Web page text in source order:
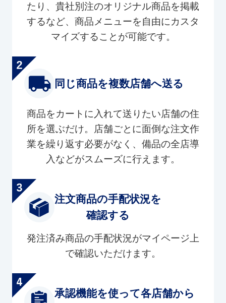
たり、貴社別注のオリジナル商品を掲載
するなど、商品メニューを自由にカスタ
マイズすることが可能です。
同じ商品を複数店舗へ送る
商品をカートに入れて送りたい店舗の住
所を選ぶだけ。店舗ごとに面倒な注文作
業を繰り返す必要がなく、備品の全店導
入などがスムーズに行えます。
注文商品の手配状況を
確認する
発注済み商品の手配状況がマイページ上
で確認いただけます。
承認機能を使って各店舗から